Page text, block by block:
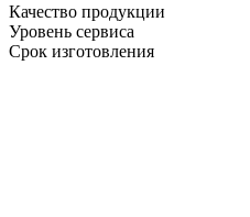
Качество продукции
Уровень сервиса
Срок изготовления